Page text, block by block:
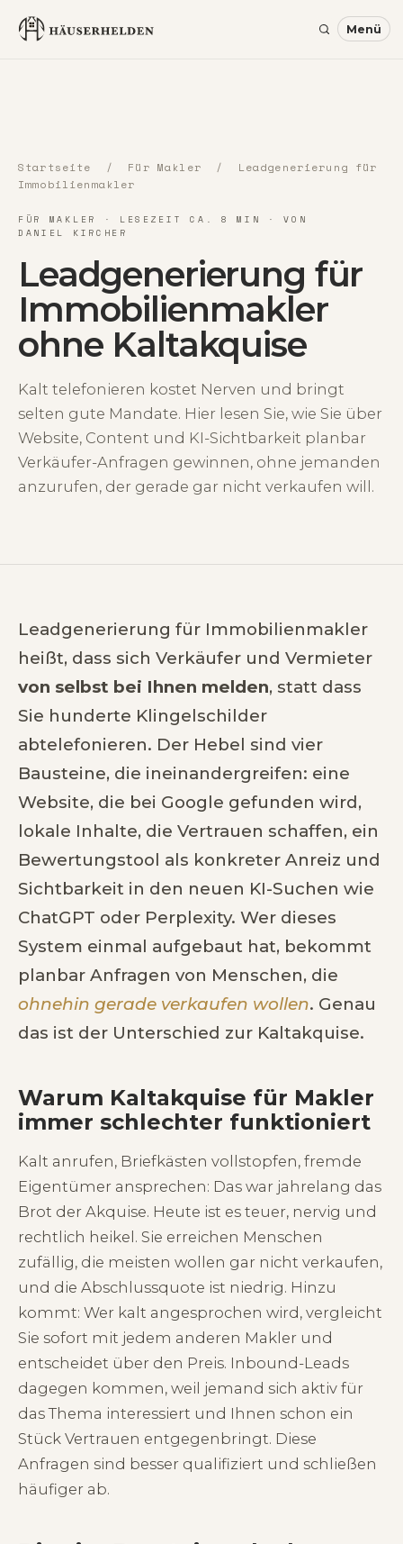
Startseite / Für Makler / Leadgenerierung für
Immobilienmakler
FÜR MAKLER · LESEZEIT CA. 8 MIN · VON
DANIEL KIRCHER
Leadgenerierung für
Immobilienmakler
ohne Kaltakquise
Kalt telefonieren kostet Nerven und bringt
selten gute Mandate. Hier lesen Sie, wie Sie über
Website, Content und KI-Sichtbarkeit planbar
Verkäufer-Anfragen gewinnen, ohne jemanden
anzurufen, der gerade gar nicht verkaufen will.
Leadgenerierung für Immobilienmakler
heißt, dass sich Verkäufer und Vermieter
von selbst bei Ihnen melden, statt dass
Sie hunderte Klingelschilder
abtelefonieren. Der Hebel sind vier
Bausteine, die ineinandergreifen: eine
Website, die bei Google gefunden wird,
lokale Inhalte, die Vertrauen schaffen, ein
Bewertungstool als konkreter Anreiz und
Sichtbarkeit in den neuen KI-Suchen wie
ChatGPT oder Perplexity. Wer dieses
System einmal aufgebaut hat, bekommt
planbar Anfragen von Menschen, die
ohnehin gerade verkaufen wollen. Genau
das ist der Unterschied zur Kaltakquise.
Warum Kaltakquise für Makler
immer schlechter funktioniert
Kalt anrufen, Briefkästen vollstopfen, fremde
Eigentümer ansprechen: Das war jahrelang das
Brot der Akquise. Heute ist es teuer, nervig und
rechtlich heikel. Sie erreichen Menschen
zufällig, die meisten wollen gar nicht verkaufen,
und die Abschlussquote ist niedrig. Hinzu
kommt: Wer kalt angesprochen wird, vergleicht
Sie sofort mit jedem anderen Makler und
entscheidet über den Preis. Inbound-Leads
dagegen kommen, weil jemand sich aktiv für
das Thema interessiert und Ihnen schon ein
Stück Vertrauen entgegenbringt. Diese
Anfragen sind besser qualifiziert und schließen
häufiger ab.